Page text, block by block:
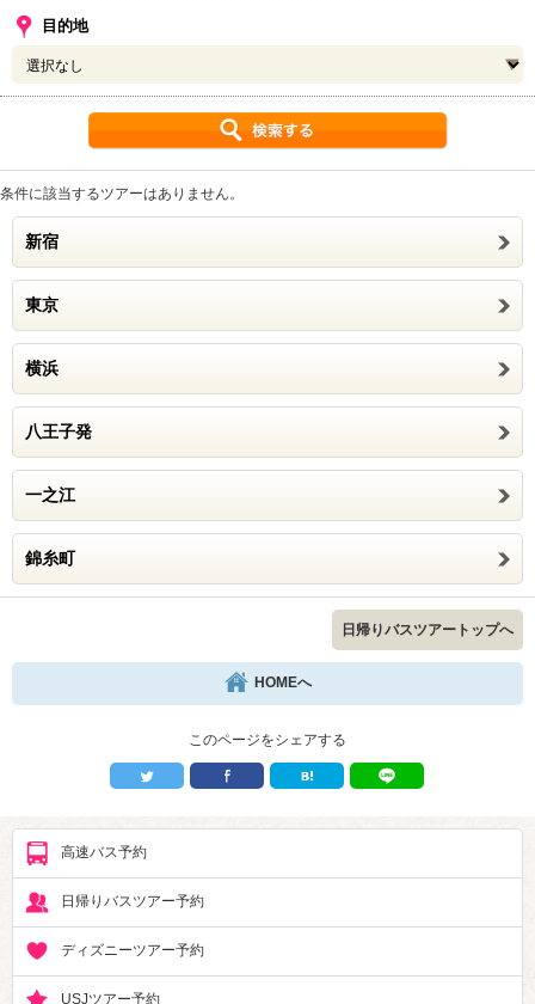
目的地
条件に該当するツアーはありません。
新宿
東京
横浜
八王子発
一之江
錦糸町
日帰りバスツアートップへ
HOMEへ
このページをシェアする
高速バス予約
日帰りバスツアー予約
ディズニーツアー予約
USJツアー予約